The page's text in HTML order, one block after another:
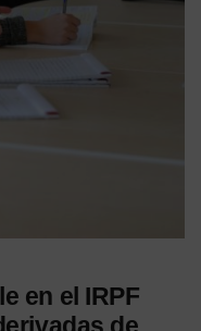
en el IRPF
de